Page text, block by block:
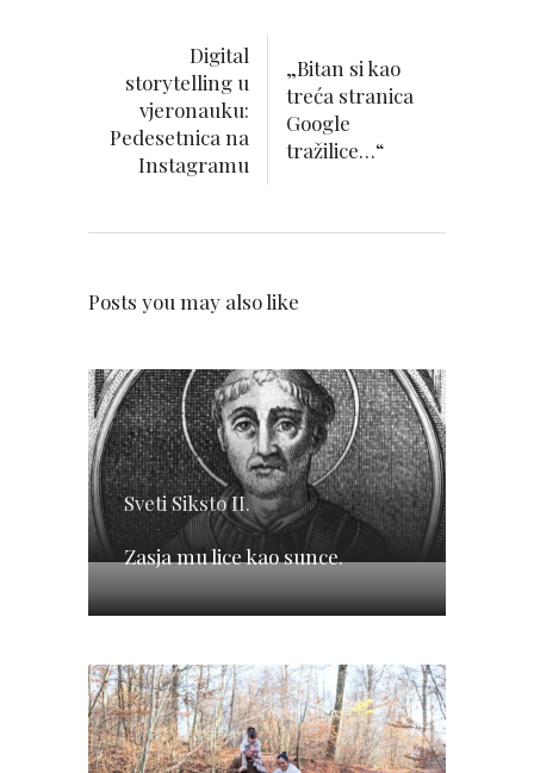
Digital
storytelling u
vjeronauku:
Pedesetnica na
Instagramu
„Bitan si kao
treća stranica
Google
tražilice…“
Posts you may also like
Sveti Siksto II.
Zasja mu lice kao sunce.